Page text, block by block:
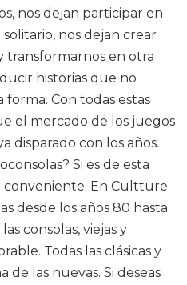
nos dejan participar en
nos dejan crear
transformarnos en otra
historias que no
Con todas estas
el mercado de los juegos
disparado con los años.
Si es de esta
conveniente. En Cultture
desde los años 80 hasta
consolas, viejas y
Todas las clásicas y
de las nuevas. Si deseas